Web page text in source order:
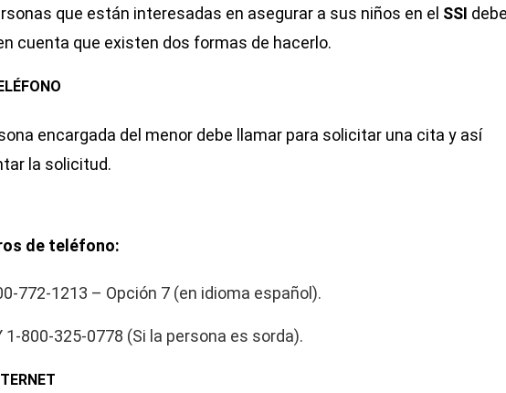
que están interesadas en asegurar a sus niños en el SSI
cuenta que existen dos formas de hacerlo.
encargada del menor debe llamar para solicitar una cita y así
la solicitud.
de teléfono:
772-1213 – Opción 7 (en idioma español).
1-800-325-0778 (Si la persona es sorda).